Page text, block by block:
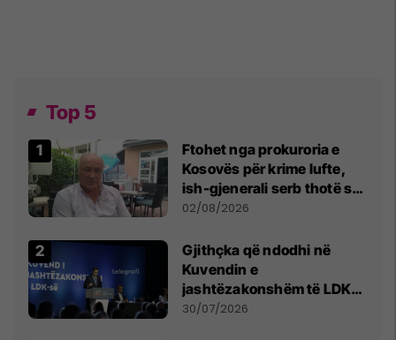
Top 5
Ftohet nga prokuroria e
Kosovës për krime lufte,
ish-gjenerali serb thotë se
dikush e tradhtoi në
02/08/2026
Gjithçka që ndodhi në
Kuvendin e
jashtëzakonshëm të LDK-
së
30/07/2026